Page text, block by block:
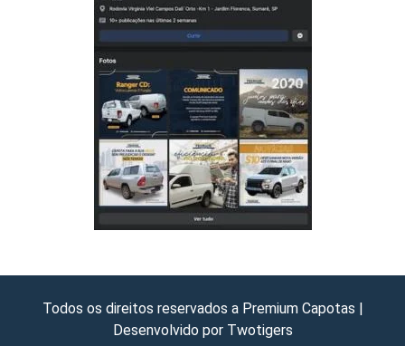
Todos os direitos reservados a Premium Capotas |
Desenvolvido por Twotigers